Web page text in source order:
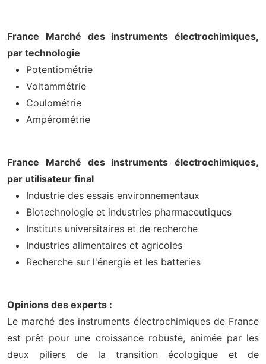
France Marché des instruments électrochimiques,
par technologie
Potentiométrie
Voltammétrie
Coulométrie
Ampérométrie
France Marché des instruments électrochimiques,
par utilisateur final
Industrie des essais environnementaux
Biotechnologie et industries pharmaceutiques
Instituts universitaires et de recherche
Industries alimentaires et agricoles
Recherche sur l'énergie et les batteries
Opinions des experts :
Le marché des instruments électrochimiques de France
est prêt pour une croissance robuste, animée par les
deux piliers de la transition écologique et de